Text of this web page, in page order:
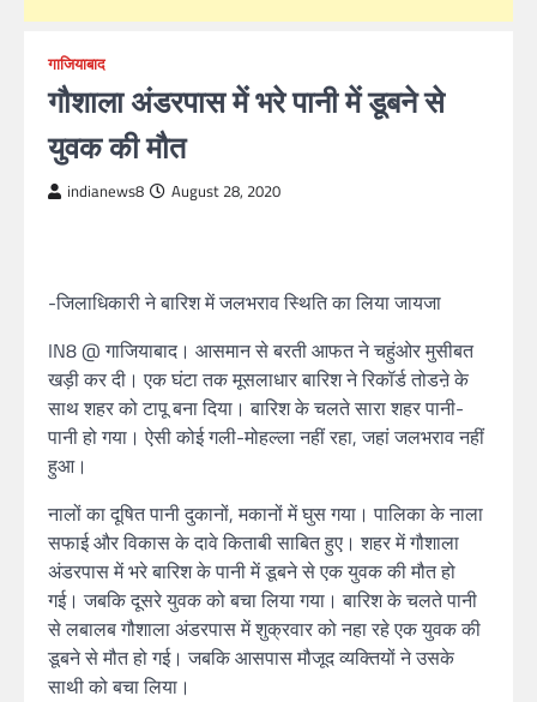
गाजियाबाद
गौशाला अंडरपास में भरे पानी में डूबने से
युवक की मौत
indianews8 August 28, 2020
-जिलाधिकारी ने बारिश में जलभराव स्थिति का लिया जायजा
IN8 @ गाजियाबाद। आसमान से बरती आफत ने चहुंओर मुसीबत
खड़ी कर दी। एक घंटा तक मूसलाधार बारिश ने रिकॉर्ड तोडऩे के
साथ शहर को टापू बना दिया। बारिश के चलते सारा शहर पानी-
पानी हो गया। ऐसी कोई गली-मोहल्ला नहीं रहा, जहां जलभराव नहीं
हुआ।
नालों का दूषित पानी दुकानों, मकानों में घुस गया। पालिका के नाला
सफाई और विकास के दावे किताबी साबित हुए। शहर में गौशाला
अंडरपास में भरे बारिश के पानी में डूबने से एक युवक की मौत हो
गई। जबकि दूसरे युवक को बचा लिया गया। बारिश के चलते पानी
से लबालब गौशाला अंडरपास में शुक्रवार को नहा रहे एक युवक की
डूबने से मौत हो गई। जबकि आसपास मौजूद व्यक्तियों ने उसके
साथी को बचा लिया।